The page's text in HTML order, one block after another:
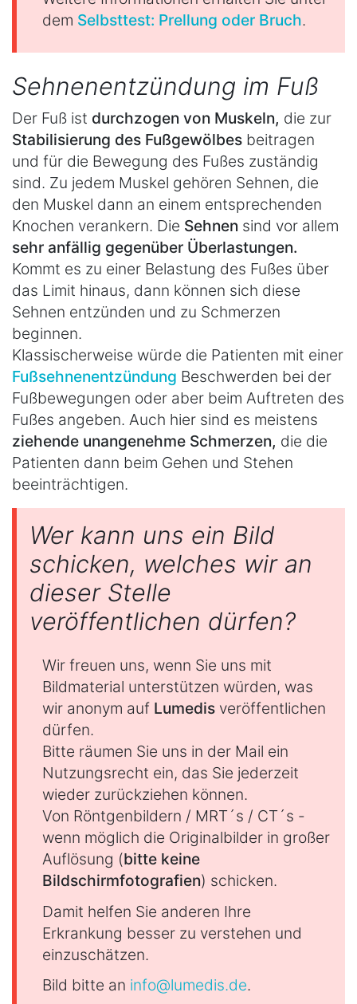
dem Selbsttest: Prellung oder Bruch.
Sehnenentzündung im Fuß
Der Fuß ist durchzogen von Muskeln, die zur
Stabilisierung des Fußgewölbes beitragen
und für die Bewegung des Fußes zuständig
sind. Zu jedem Muskel gehören Sehnen, die
den Muskel dann an einem entsprechenden
Knochen verankern. Die Sehnen sind vor allem
sehr anfällig gegenüber Überlastungen.
Kommt es zu einer Belastung des Fußes über
das Limit hinaus, dann können sich diese
Sehnen entzünden und zu Schmerzen
beginnen.
Klassischerweise würde die Patienten mit einer
Fußsehnenentzündung Beschwerden bei der
Fußbewegungen oder aber beim Auftreten des
Fußes angeben. Auch hier sind es meistens
ziehende unangenehme Schmerzen, die die
Patienten dann beim Gehen und Stehen
beeinträchtigen.
Wer kann uns ein Bild
schicken, welches wir an
dieser Stelle
veröffentlichen dürfen?
Wir freuen uns, wenn Sie uns mit
Bildmaterial unterstützen würden, was
wir anonym auf Lumedis veröffentlichen
dürfen.
Bitte räumen Sie uns in der Mail ein
Nutzungsrecht ein, das Sie jederzeit
wieder zurückziehen können.
Von Röntgenbildern / MRT´s / CT´s -
wenn möglich die Originalbilder in großer
Auflösung (bitte keine
Bildschirmfotografien) schicken.
Damit helfen Sie anderen Ihre
Erkrankung besser zu verstehen und
einzuschätzen.
Bild bitte an info@lumedis.de.